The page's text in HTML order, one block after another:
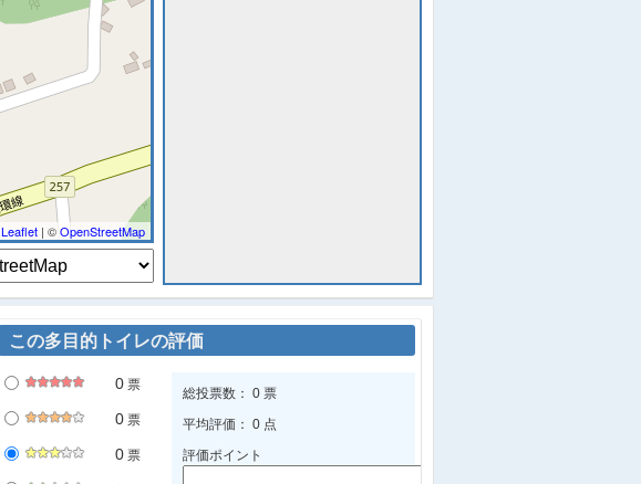
Leaflet | ©OpenStreetMap
この多目的トイレの評価
0 票
0 票
0 票
総投票数： 0 票
平均評価： 0 点
評価ポイント